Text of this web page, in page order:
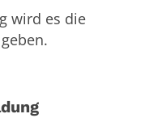
wird es die